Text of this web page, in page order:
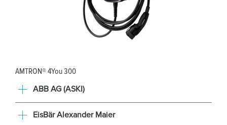
AMTRON® 4You 300
ABB AG (ASKI)
EisBär Alexander Maier